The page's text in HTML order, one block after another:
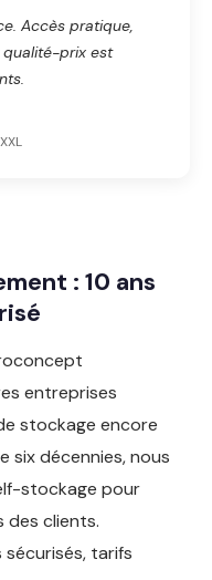
Accès pratique,
prix est
: 10 ans
entreprises
stockage encore
six décennies, nous
stockage pour
des clients.
tarifs